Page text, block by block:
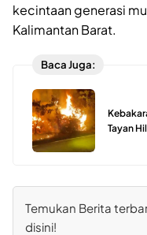
kecintaan generasi
Kalimantan Barat.
Baca Juga:
Tayan
Temukan Berita
disini!